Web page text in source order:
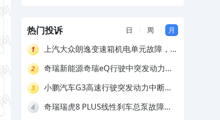
热门投诉 日 周 月
1
上汽大众朗逸变速箱机电单元故障，厂
2
奇瑞新能源奇瑞eQ行驶中突发动力受
拒绝三电质保
3
小鹏汽车G3高速行驶突发动力中断，
4
奇瑞瑞虎8 PLUS线性刹车总泵故障，